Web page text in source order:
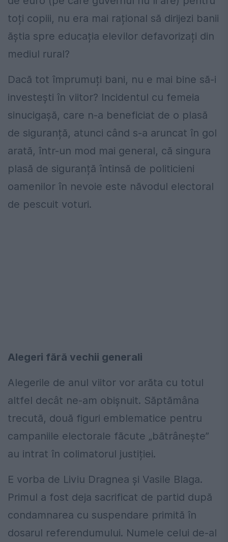
toți copiii, nu era mai rațional să dirijezi banii
ăștia spre educația elevilor defavorizați din
mediul rural?
Dacă tot împrumuți bani, nu e mai bine să-i
investești în viitor? Incidentul cu femeia
sinucigașă, care n-a beneficiat de o plasă
de siguranță, atunci când s-a aruncat în gol
arată, într-un mod mai general, că singura
plasă de siguranță întinsă de politicieni
oamenilor în nevoie este năvodul electoral
de pescuit voturi.
Alegeri fără vechii generali
Alegerile de anul viitor vor arăta cu totul
altfel decât ne-am obișnuit. Săptămâna
trecută, două figuri emblematice pentru
campaniile electorale făcute „bătrânește”
au intrat în colimatorul justiției.
E vorba de Liviu Dragnea și Vasile Blaga.
Primul a fost deja sacrificat de partid după
condamnarea cu suspendare primită în
dosarul referendumului. Numele celui de-al